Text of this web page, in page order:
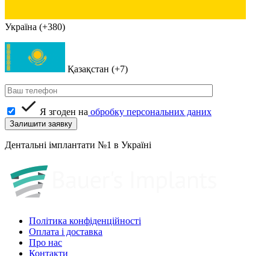
Україна (+380)
Қазақстан (+7)
Я згоден на обробку персональних даних
Дентальні імплантати №1 в Україні
Політика конфіденційності
Оплата і доставка
Про нас
Контакти